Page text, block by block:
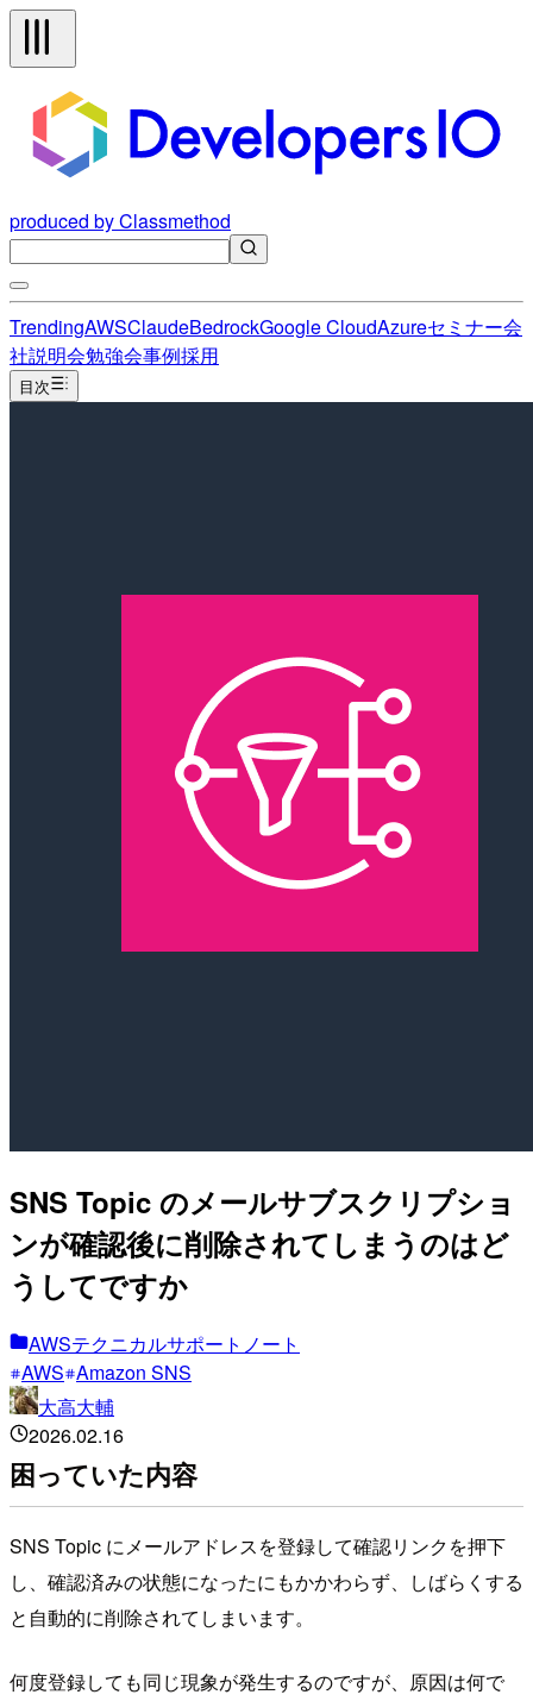
produced by Classmethod
TrendingAWSClaudeBedrockGoogle CloudAzureセミナー会
社説明会勉強会事例採用
目次
SNS Topic のメールサブスクリプショ
ンが確認後に削除されてしまうのはど
うしてですか
AWSテクニカルサポートノート
AWS Amazon SNS
大高大輔
2026.02.16
困っていた内容
SNS Topic にメールアドレスを登録して確認リンクを押下
し、確認済みの状態になったにもかかわらず、しばらくする
と自動的に削除されてしまいます。
何度登録しても同じ現象が発生するのですが、原因は何で